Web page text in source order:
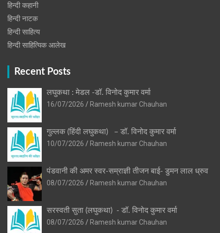
हिन्दी कहानी
हिन्‍दी नाटक
हिन्दी साहित्य
हिन्दी साहित्यिक आलेख
Recent Posts
लघुकथा : मेडल -डॉ. विनोद कुमार वर्मा
16/07/2026
Ramesh kumar Chauhan
गुल्लक (हिंदी लघुकथा) – डॉ. विनोद कुमार वर्मा
10/07/2026
Ramesh kumar Chauhan
पंडवानी की अमर स्वर-सम्राज्ञी तीजन बाई- डुमन लाल ध्रुव
08/07/2026
Ramesh kumar Chauhan
सरस्वती सुता (लघुकथा) ​- डॉ. विनोद कुमार वर्मा
08/07/2026
Ramesh kumar Chauhan